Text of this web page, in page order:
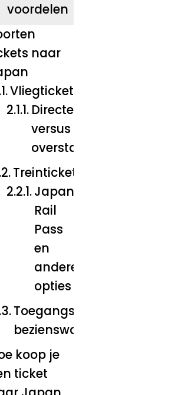
voordelen
naar
Vliegtickets
Directe vluchten
versus
overstapvluchten
Treintickets
Japan
Rail
Pass
en
andere
opties
Toegangstickets voor
bezienswaardigheden
koop je
ticket